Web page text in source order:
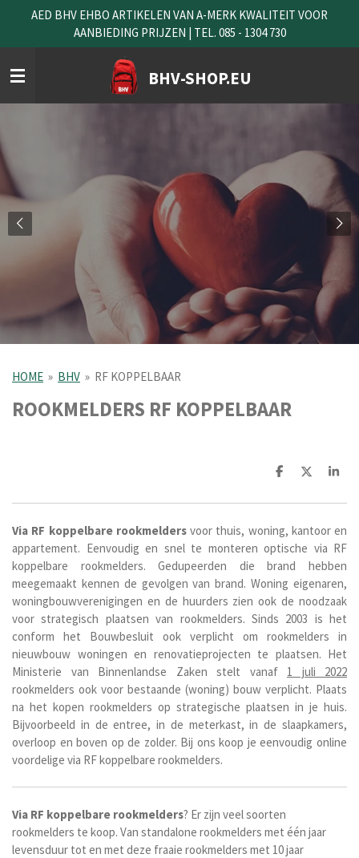
naar
de
hoofdinhoud
BHV-SHOP.EU
AED BHV EHBO ARTIKELEN VAN A-MERK KWALITEIT VOOR
AANBIEDING PRIJZEN | TEL. 085 - 1304 730
HOME » BHV » RF KOPPELBAAR
ROOKMELDERS RF KOPPELBAAR
D
l
D
e
S
a
Via RF koppelbare rookmeldersvoor thuis, woning, kantoor en
appartement. Eenvoudig en snel te monteren optische via RF
koppelbare rookmelders. Gedupeerden die brand hebben
meegemaakt kennen de gevolgen van brand. Woning eigenaren,
woningbouwverenigingen en de huurders zien ook de noodzaak
voor strategisch plaatsen van rookmelders. Sinds 2003 is het
conform het Bouwbesluit ook verplicht om rookmelders in
nieuwbouw woningen en renovatieprojecten te plaatsen. Het
Ministerie van Binnenlandse Zaken stelt vanaf 1 juli 2022
rookmelders ook voor bestaande (woning) bouw verplicht. Plaats
na het kopen rookmelders op strategische plaatsen in je huis.
Bijvoorbeeld in de entree, in de meterkast, in de slaapkamers,
overloop en boven op de zolder. Bij ons koop je eenvoudig online
voordelige via RF koppelbare rookmelders.
Via RF koppelbare rookmelders? Er zijn veel soorten
rookmelders te koop. Van standalone rookmelders met één jaar
levensduur tot en met deze fraaie rookmelders met 10 jaar